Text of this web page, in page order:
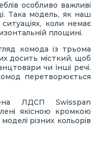
особливо важливі
Така модель, як наш
коли немає
площині.
комода із трьома
досить місткий, щоб
чи інші речі.
перетворюється
ЛДСП Swisspan
якісною кромкою
різних кольорів